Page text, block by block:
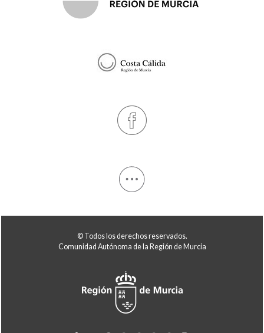
© Todos los derechos reservados.
Comunidad Autónoma de la Región de Murcia